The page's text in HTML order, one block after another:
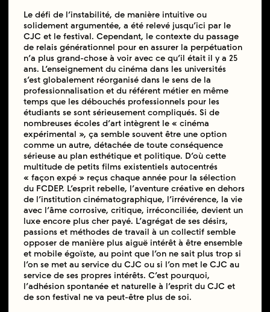
Le défi de l’instabilité, de manière intuitive ou
solidement argumentée, a été relevé jusqu’ici par le
CJC et le festival. Cependant, le contexte du passage
de relais générationnel pour en assurer la perpétuation
n’a plus grand-chose à voir avec ce qu’il était il y a 25
ans. L’enseignement du cinéma dans les universités
s’est globalement réorganisé dans le sens de la
professionnalisation et du référent métier en même
temps que les débouchés professionnels pour les
étudiants se sont sérieusement compliqués. Si de
nombreuses écoles d’art intègrent le « cinéma
expérimental », ça semble souvent être une option
comme un autre, détachée de toute conséquence
sérieuse au plan esthétique et politique. D’où cette
multitude de petits films existentiels autocentrés
« façon expé » reçus chaque année pour la sélection
du FCDEP. L’esprit rebelle, l’aventure créative en dehors
de l’institution cinématographique, l’irrévérence, la vie
avec l’âme corrosive, critique, irréconciliée, devient un
luxe encore plus cher payé. L’agrégat de ses désirs,
passions et méthodes de travail à un collectif semble
opposer de manière plus aiguë intérêt à être ensemble
et mobile égoïste, au point que l’on ne sait plus trop si
l’on se met au service du CJC ou si l’on met le CJC au
service de ses propres intérêts. C’est pourquoi,
l’adhésion spontanée et naturelle à l’esprit du CJC et
de son festival ne va peut-être plus de soi.